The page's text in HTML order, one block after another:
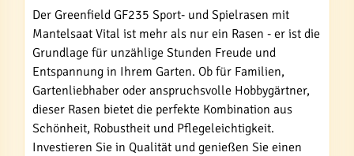
Der Greenfield GF235 Sport- und Spielrasen mit
Mantelsaat Vital ist mehr als nur ein Rasen - er ist die
Grundlage für unzählige Stunden Freude und
Entspannung in Ihrem Garten. Ob für Familien,
Gartenliebhaber oder anspruchsvolle Hobbygärtner,
dieser Rasen bietet die perfekte Kombination aus
Schönheit, Robustheit und Pflegeleichtigkeit.
Investieren Sie in Qualität und genießen Sie einen